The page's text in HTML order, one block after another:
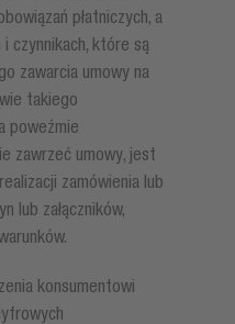
płatniczych, a
czynnikach, które są
zawarcia umowy na
takiego
poweźmie
zawrzeć umowy, jest
zamówienia lub
lub załączników,
konsumentowi